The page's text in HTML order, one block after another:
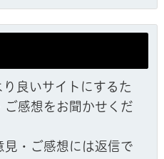
良いサイトにするた
感想をお聞かせくだ
・ご感想には返信で